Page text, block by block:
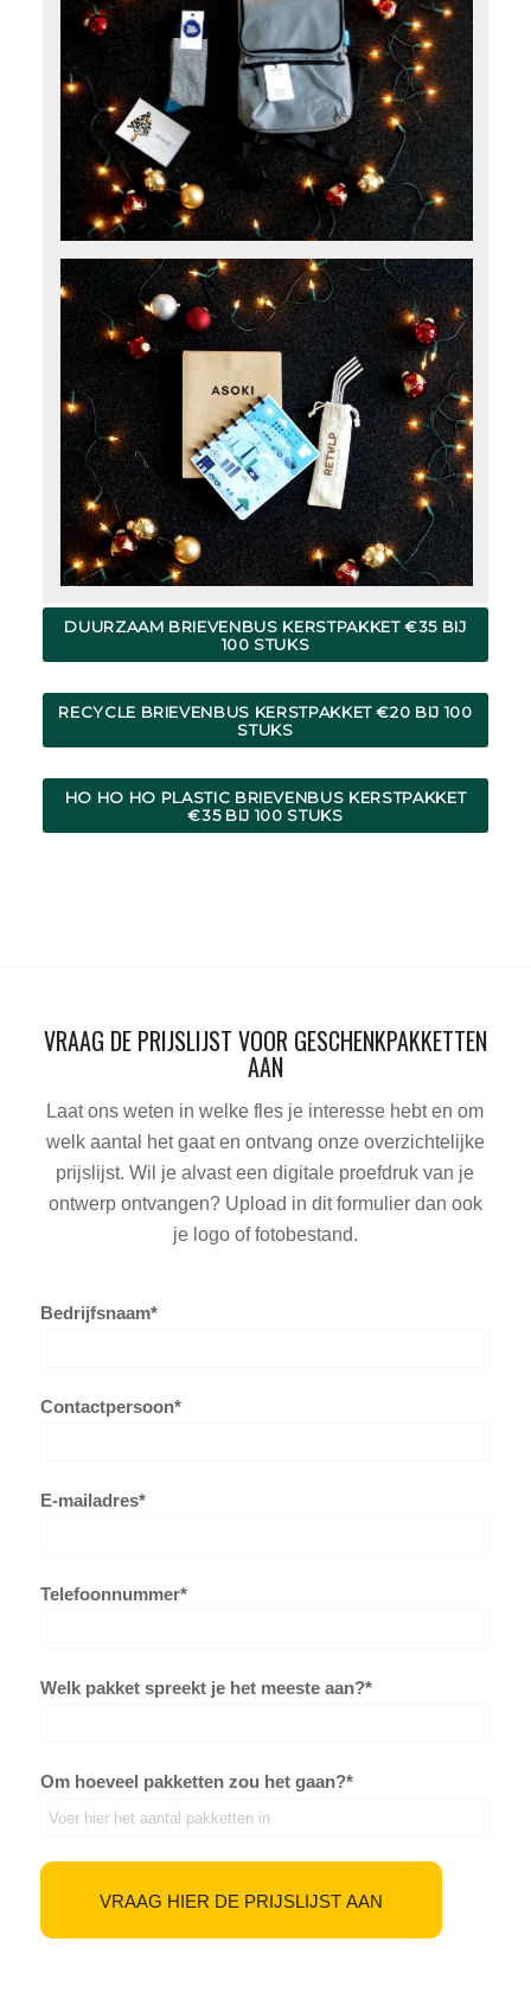
DUURZAAM BRIEVENBUS KERSTPAKKET €35 BIJ
100 STUKS
RECYCLE BRIEVENBUS KERSTPAKKET €20 BIJ 100
STUKS
HO HO HO PLASTIC BRIEVENBUS KERSTPAKKET
€35 BIJ 100 STUKS
VRAAG DE PRIJSLIJST VOOR GESCHENKPAKKETTEN
AAN
Laat ons weten in welke fles je interesse hebt en om
welk aantal het gaat en ontvang onze overzichtelijke
prijslijst. Wil je alvast een digitale proefdruk van je
ontwerp ontvangen? Upload in dit formulier dan ook
je logo of fotobestand.
Bedrijfsnaam*
Contactpersoon*
E-mailadres*
Telefoonnummer*
Welk pakket spreekt je het meeste aan?*
Om hoeveel pakketten zou het gaan?*